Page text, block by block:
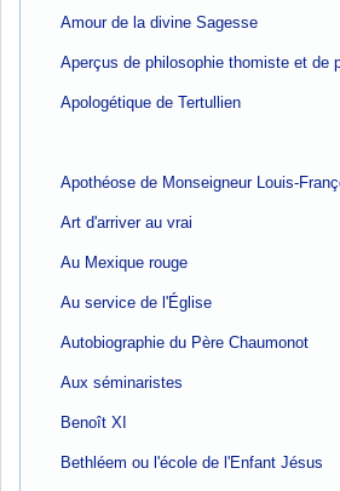
Amour de la divine Sagesse
Aperçus de philosophie thomiste et de
Apologétique de Tertullien
Apothéose de Monseigneur Louis-
Art d'arriver au vrai
Au Mexique rouge
Au service de l'Église
Autobiographie du Père Chaumonot
Aux séminaristes
Benoît XI
Bethléem ou l'école de l'Enfant Jésus